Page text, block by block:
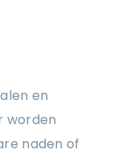
en
worden
naden of